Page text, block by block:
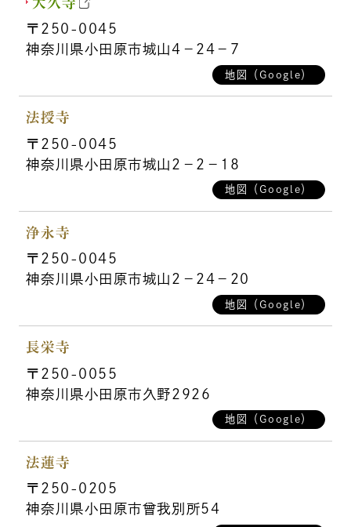
〒250-0045
神奈川県小田原市城山4－24－7
地図（Google）
法授寺
〒250-0045
神奈川県小田原市城山2－2－18
地図（Google）
浄永寺
〒250-0045
神奈川県小田原市城山2－24－20
地図（Google）
長栄寺
〒250-0055
神奈川県小田原市久野2926
地図（Google）
法蓮寺
〒250-0205
神奈川県小田原市曾我別所54